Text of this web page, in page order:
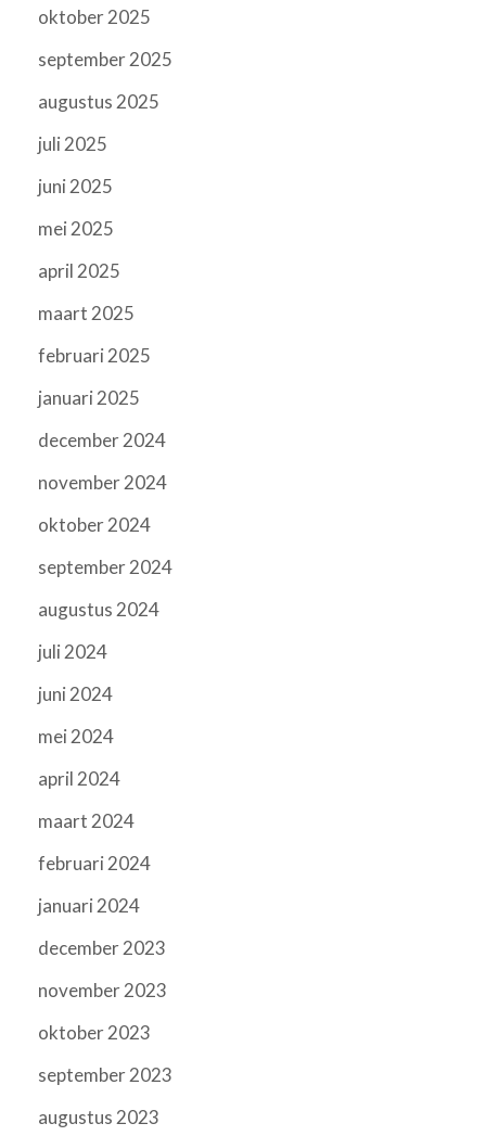
oktober 2025
september 2025
augustus 2025
juli 2025
juni 2025
mei 2025
april 2025
maart 2025
februari 2025
januari 2025
december 2024
november 2024
oktober 2024
september 2024
augustus 2024
juli 2024
juni 2024
mei 2024
april 2024
maart 2024
februari 2024
januari 2024
december 2023
november 2023
oktober 2023
september 2023
augustus 2023